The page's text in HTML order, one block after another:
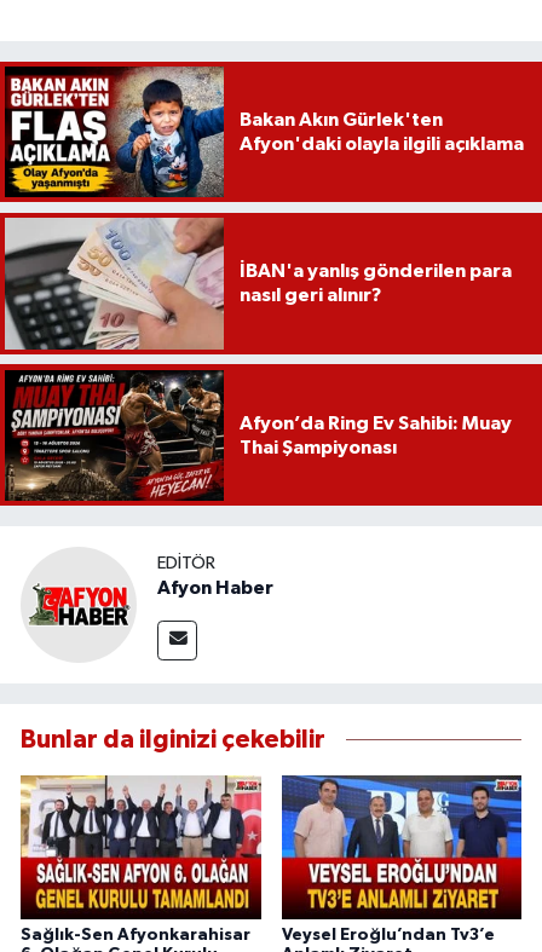
Bakan Akın Gürlek'ten
Afyon'daki olayla ilgili açıklama
İBAN'a yanlış gönderilen para
nasıl geri alınır?
Afyon’da Ring Ev Sahibi: Muay
Thai Şampiyonası
EDITÖR
Afyon Haber
Bunlar da ilginizi çekebilir
Sağlık-Sen Afyonkarahisar
Veysel Eroğlu’ndan Tv3’e